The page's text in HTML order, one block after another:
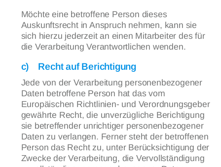
Möchte eine betroffene Person dieses
Auskunftsrecht in Anspruch nehmen, kann sie
sich hierzu jederzeit an einen Mitarbeiter des für
die Verarbeitung Verantwortlichen wenden.
c) Recht auf Berichtigung
Jede von der Verarbeitung personenbezogener
Daten betroffene Person hat das vom
Europäischen Richtlinien- und Verordnungsgeber
gewährte Recht, die unverzügliche Berichtigung
sie betreffender unrichtiger personenbezogener
Daten zu verlangen. Ferner steht der betroffenen
Person das Recht zu, unter Berücksichtigung der
Zwecke der Verarbeitung, die Vervollständigung